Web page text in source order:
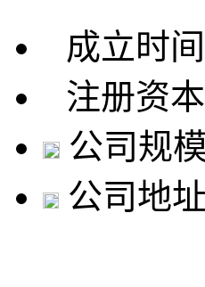
成立时
注册资
公司规
公司地